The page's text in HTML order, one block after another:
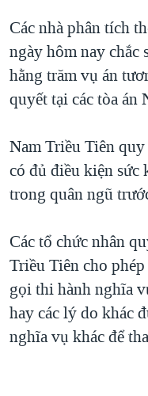
VĂN HOÁ
THỂ THAO
GIÁO DỤC
GROUND ZERO –
CHI PHÍ CHIẾN
CÁC GIÁ TRỊ CỘNG
TRỊNH VĨNH BÌNH
NGƯ DÂN VIỆT VÀ
QUAN HỆ VIỆT MỸ
Ngôn ngữ khác
Các nhà phân tích
ngày hôm nay chắc
hằng trăm vụ án
quyết tại các tòa án
Nam Triều Tiên
có đủ điều kiện sức
trong quân ngũ
Các tổ chức nhân
Triều Tiên cho
gọi thi hành nghĩa
hay các lý do khác
nghĩa vụ khác để